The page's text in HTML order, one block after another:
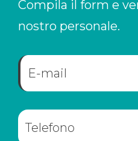
Compila il form e
nostro personale.